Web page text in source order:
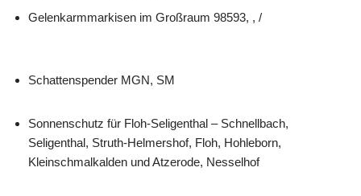
Gelenkarmmarkisen im Großraum 98593, , /
Schattenspender MGN, SM
Sonnenschutz für Floh-Seligenthal – Schnellbach,
Seligenthal, Struth-Helmershof, Floh, Hohleborn,
Kleinschmalkalden und Atzerode, Nesselhof